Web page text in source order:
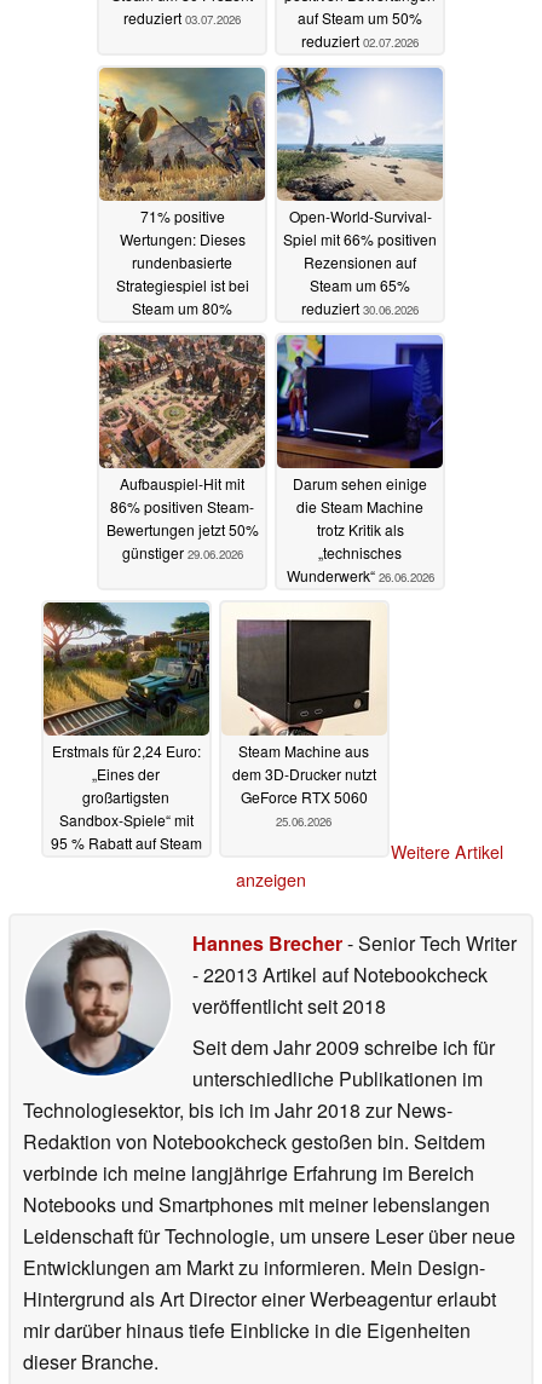
reduziert 03.07.2026
auf Steam um 50%
reduziert 02.07.2026
71% positive
Wertungen: Dieses
rundenbasierte
Strategiespiel ist bei
Steam um 80%
reduziert01.07.2026
Open-World-Survival-
Spiel mit 66% positiven
Rezensionen auf
Steam um 65%
reduziert 30.06.2026
Aufbauspiel-Hit mit
86% positiven Steam-
Bewertungen jetzt 50%
günstiger 29.06.2026
Darum sehen einige
die Steam Machine
trotz Kritik als
„technisches
Wunderwerk“ 26.06.2026
Erstmals für 2,24 Euro:
„Eines der
großartigsten
Sandbox-Spiele“ mit
95 % Rabatt auf Steam
Steam Machine aus
dem 3D-Drucker nutzt
GeForce RTX 5060
25.06.2026
Weitere Artikel
anzeigen
Hannes Brecher- Senior Tech Writer
- 22013 Artikel auf Notebookcheck
veröffentlichtseit 2018
Seit dem Jahr 2009 schreibe ich für
unterschiedliche Publikationen im
Technologiesektor, bis ich im Jahr 2018 zur News-
Redaktion von Notebookcheck gestoßen bin. Seitdem
verbinde ich meine langjährige Erfahrung im Bereich
Notebooks und Smartphones mit meiner lebenslangen
Leidenschaft für Technologie, um unsere Leser über neue
Entwicklungen am Markt zu informieren. Mein Design-
Hintergrund als Art Director einer Werbeagentur erlaubt
mir darüber hinaus tiefe Einblicke in die Eigenheiten
dieser Branche.